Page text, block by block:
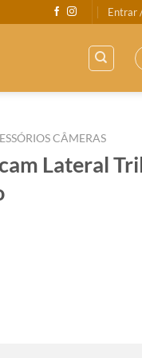
Entrar
CÂMERAS
Lateral